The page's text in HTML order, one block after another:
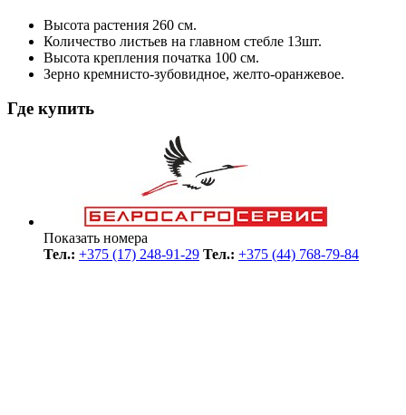
Высота растения 260 см.
Количество листьев на главном стебле 13шт.
Высота крепления початка 100 см.
Зерно кремнисто-зубовидное, желто-оранжевое.
Где купить
Показать номера
Тел.: +375 (17) 248-91-29 Тел.: +375 (44) 768-79-84